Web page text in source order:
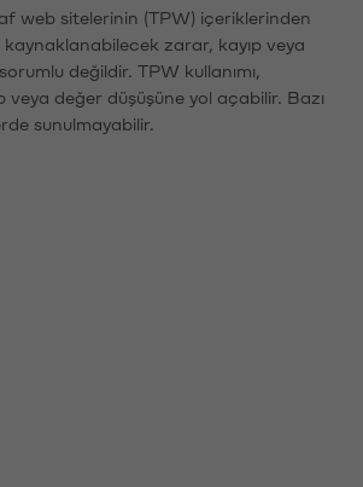
web sitelerinin (TPW) içeriklerinden
kaynaklanabilecek zarar, kayıp veya
değildir. TPW kullanımı,
veya değer düşüşüne yol açabilir. Bazı
sunulmayabilir.